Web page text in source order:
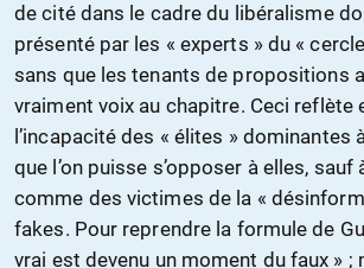
de cité dans le cadre du libéralisme
présenté par les « experts » du «
sans que les tenants de propositions
vraiment voix au chapitre. Ceci reflète
l’incapacité des « élites » dominantes
que l’on puisse s’opposer à elles,
comme des victimes de la «
fakes. Pour reprendre la formule de
vrai est devenu un moment du faux » ;